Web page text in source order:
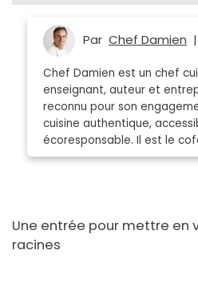
Par Chef Damien
Chef Damien est un chef
enseignant, auteur et
reconnu pour son
cuisine authentique,
écoresponsable. Il est le
Une entrée pour mettre en
racines